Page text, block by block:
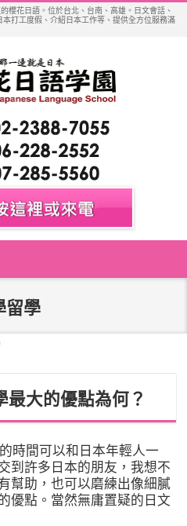
櫻花日語。位於台北、台南、高雄。日文會話、
打工度假、介紹日本工作等、提供全方位服務滿
留學
大的優點為何？
時間可以和日本年輕人一
到許多日本的朋友，我想不
幫助，也可以磨練出像細膩
優點。當然無庸置疑的日文